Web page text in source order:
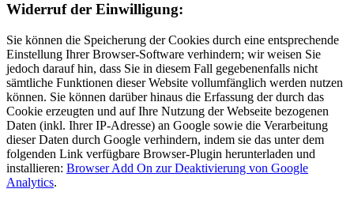
Widerruf der Einwilligung:
Sie können die Speicherung der Cookies durch eine entsprechende
Einstellung Ihrer Browser-Software verhindern; wir weisen Sie
jedoch darauf hin, dass Sie in diesem Fall gegebenenfalls nicht
sämtliche Funktionen dieser Website vollumfänglich werden nutzen
können. Sie können darüber hinaus die Erfassung der durch das
Cookie erzeugten und auf Ihre Nutzung der Webseite bezogenen
Daten (inkl. Ihrer IP-Adresse) an Google sowie die Verarbeitung
dieser Daten durch Google verhindern, indem sie das unter dem
folgenden Link verfügbare Browser-Plugin herunterladen und
installieren: Browser Add On zur Deaktivierung von Google
Analytics.